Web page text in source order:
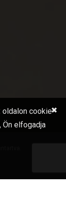
oldalon cookie-
Ön elfogadja
✖